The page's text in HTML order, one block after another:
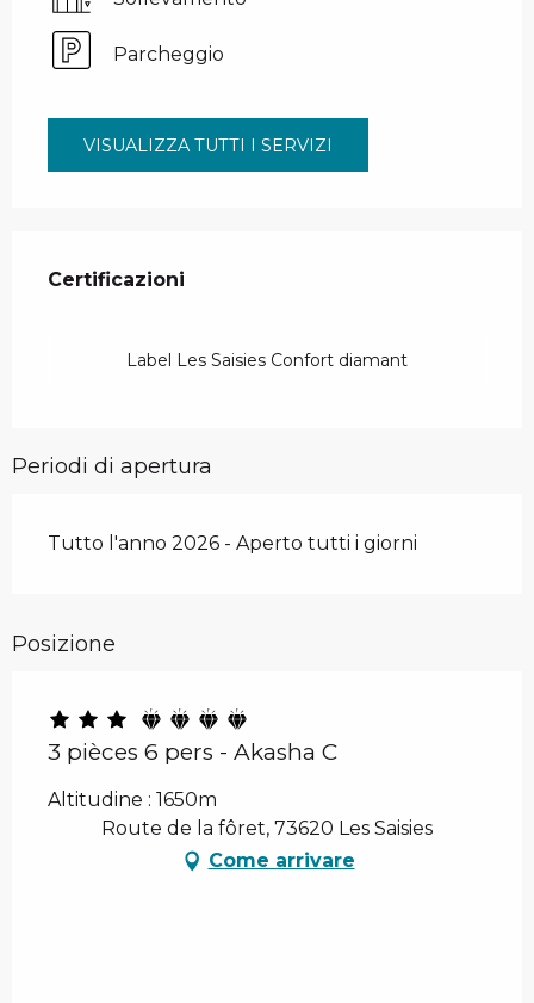
Parcheggio
VISUALIZZA TUTTI I SERVIZI
Certificazioni
Certificazioni
Label Les Saisies Confort diamant
Periodi di apertura
Tutto l'anno 2026 - Aperto tutti i giorni
Posizione
3 pièces 6 pers - Akasha C
Altitudine : 1650m
Route de la fôret, 73620 Les Saisies
Come arrivare